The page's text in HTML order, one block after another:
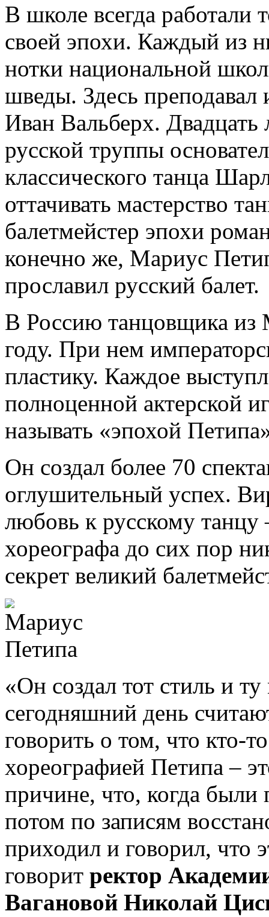
В школе всегда работали
своей эпохи. Каждый из
нотки национальной
шведы. Здесь преподавал
Иван Вальберх. Двадцать
русской труппы
классического танца
оттачивать мастерство
балетмейстер эпохи
конечно же, Мариус
прославил русский балет.
В Россию танцовщика из
году. При нем
пластику. Каждое
полноценной актерской
называть «эпохой
Он создал более 70
оглушительный успех.
любовь к русскому танцу
хореографа до сих пор
секрет великий
«Он создал тот стиль и
сегодняшний день
говорить о том, что кто-
хореографией Петипа –
причине, что, когда были
потом по записям
приходил и говорил, что
говорит ректор
Вагановой Николай